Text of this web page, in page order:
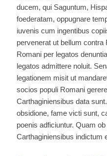
ducem, qui Saguntum,
foederatam, oppugnare
iuvenis cum ingentibus
pervenerat ut bellum
Romani per legatos
legatos admittere noluit.
legationem misit ut
socios populi Romani
Carthaginiensibus data
obsidione, fame victi sunt,
poenis adficiuntur. Quam
Carthaginiensibus indictum